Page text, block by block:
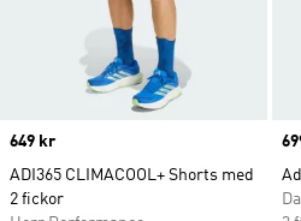
Price
649 kr
ADI365 CLIMACOOL+ Shorts med
2 fickor